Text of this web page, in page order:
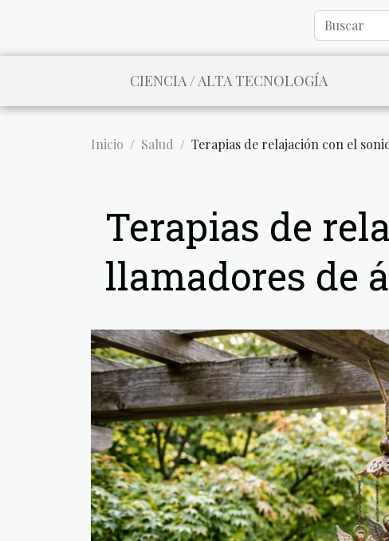
CIENCIA / ALTA TECNOLOGÍA
Inicio Salud Terapias de relajación con el
Terapias de
llamadores de